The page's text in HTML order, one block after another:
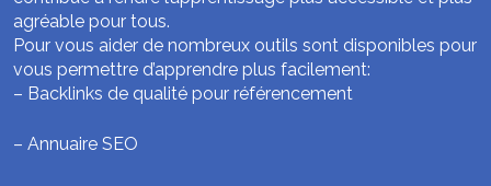
agréable pour tous.
Pour vous aider de nombreux outils sont disponibles pour
vous permettre d’apprendre plus facilement:
– Backlinks de qualité pour référencement
– Annuaire SEO